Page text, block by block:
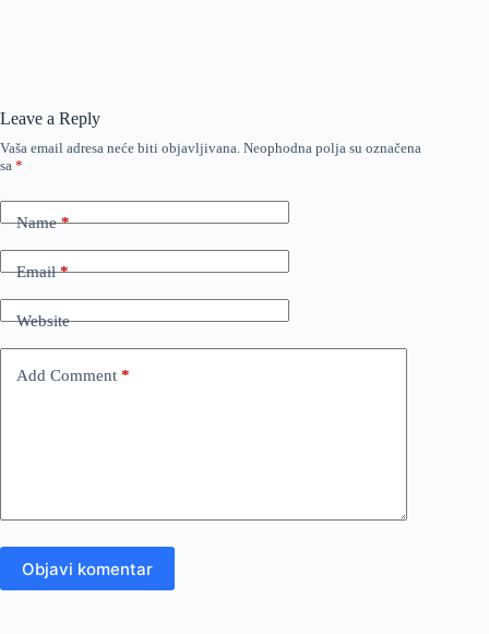
Leave a Reply
Vaša email adresa neće biti objavljivana. Neophodna polja su označena
sa *
Name*
Email*
Website
Add Comment *
Objavi komentar